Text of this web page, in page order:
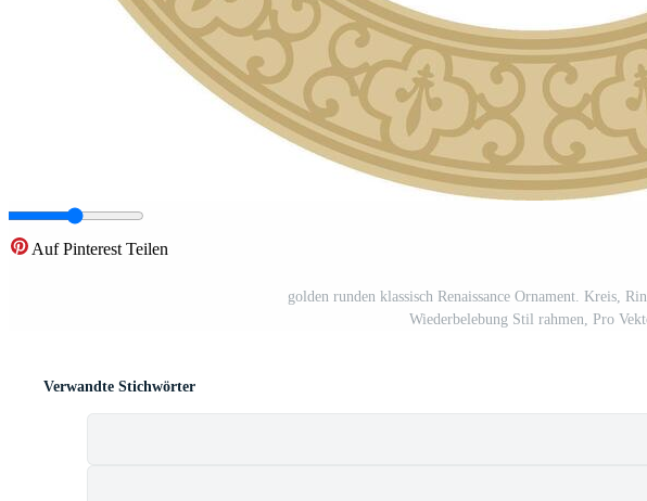
Auf Pinterest Teilen
golden runden klassisch Renaissance Ornament. Kreis,
Wiederbelebung Stil rahmen, Pro
Verwandte Stichwörter